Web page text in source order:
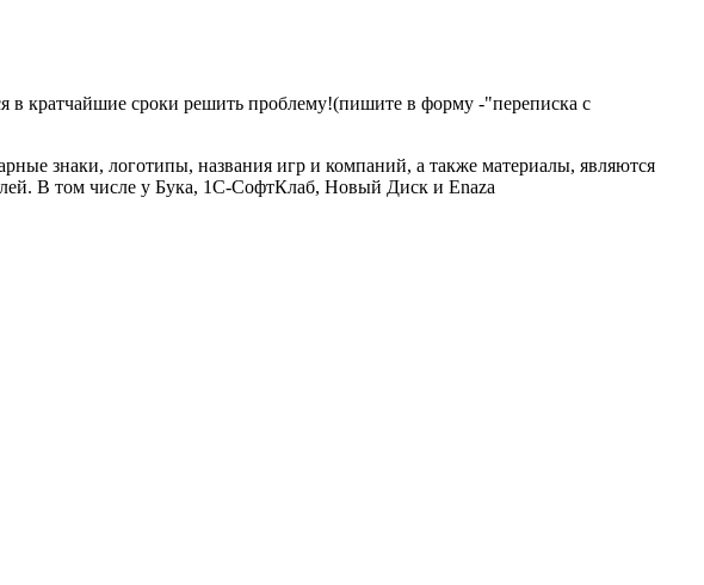
в кратчайшие сроки решить проблему!(пишите в форму -"переписка с
знаки, логотипы, названия игр и компаний, а также материалы, являются
В том числе у Бука, 1С-СофтКлаб, Новый Диск и Enaza